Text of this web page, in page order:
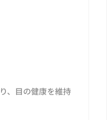
、目の健康を維持